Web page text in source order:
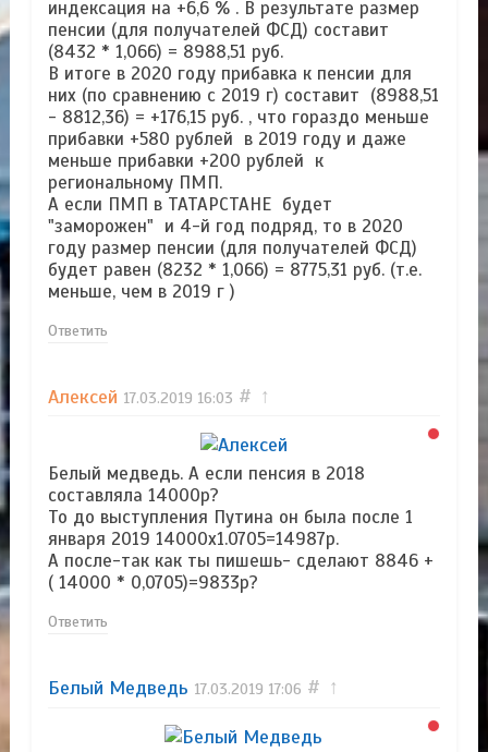
индексация на +6,6 % . В результате размер
пенсии (для получателей ФСД) составит
(8432 * 1,066) = 8988,51 руб.
В итоге в 2020 году прибавка к пенсии для
них (по сравнению с 2019 г) составит (8988,51
- 8812,36) = +176,15 руб. , что гораздо меньше
прибавки +580 рублей в 2019 году и даже
меньше прибавки +200 рублей к
региональному ПМП.
А если ПМП в ТАТАРСТАНЕ будет
"заморожен" и 4-й год подряд, то в 2020
году размер пенсии (для получателей ФСД)
будет равен (8232 * 1,066) = 8775,31 руб. (т.е.
меньше, чем в 2019 г )
Ответить
Алексей 17.03.2019 16:03 # ↑
Белый медведь. А если пенсия в 2018
составляла 14000р?
То до выступления Путина он была после 1
января 2019 14000х1.0705=14987р.
А после-так как ты пишешь- сделают 8846 +
( 14000 * 0,0705)=9833р?
Ответить
Белый Медведь 17.03.2019 17:06 # ↑